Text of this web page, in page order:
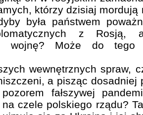
którzy dzisiaj mordują
była państwem
z Rosją,
wojnę? Może do tego
wewnętrznych spraw,
a pisząc dosadniej
fałszywej
na czele polskiego rządu?